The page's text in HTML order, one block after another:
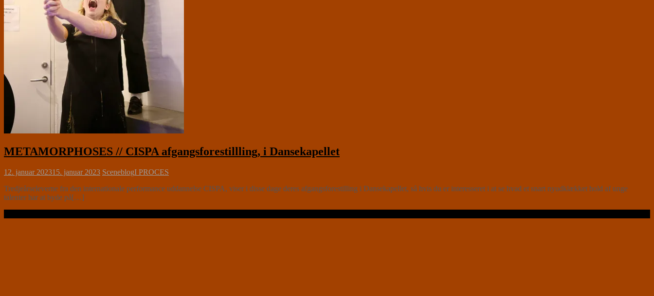
METAMORPHOSES // CISPA afgangsforestillling, i Dansekapellet
12. januar 202315. januar 2023 SceneblogI PROCES
Tredjeårseleverne fra den internationale performance uddannelse CISPA, viser i disse dage deres afgangsforestilling i Dansekapellet, så hvis du er interesseret i at se hvad et snart nyudklækket hold af unge
talenter har at byde på[…]